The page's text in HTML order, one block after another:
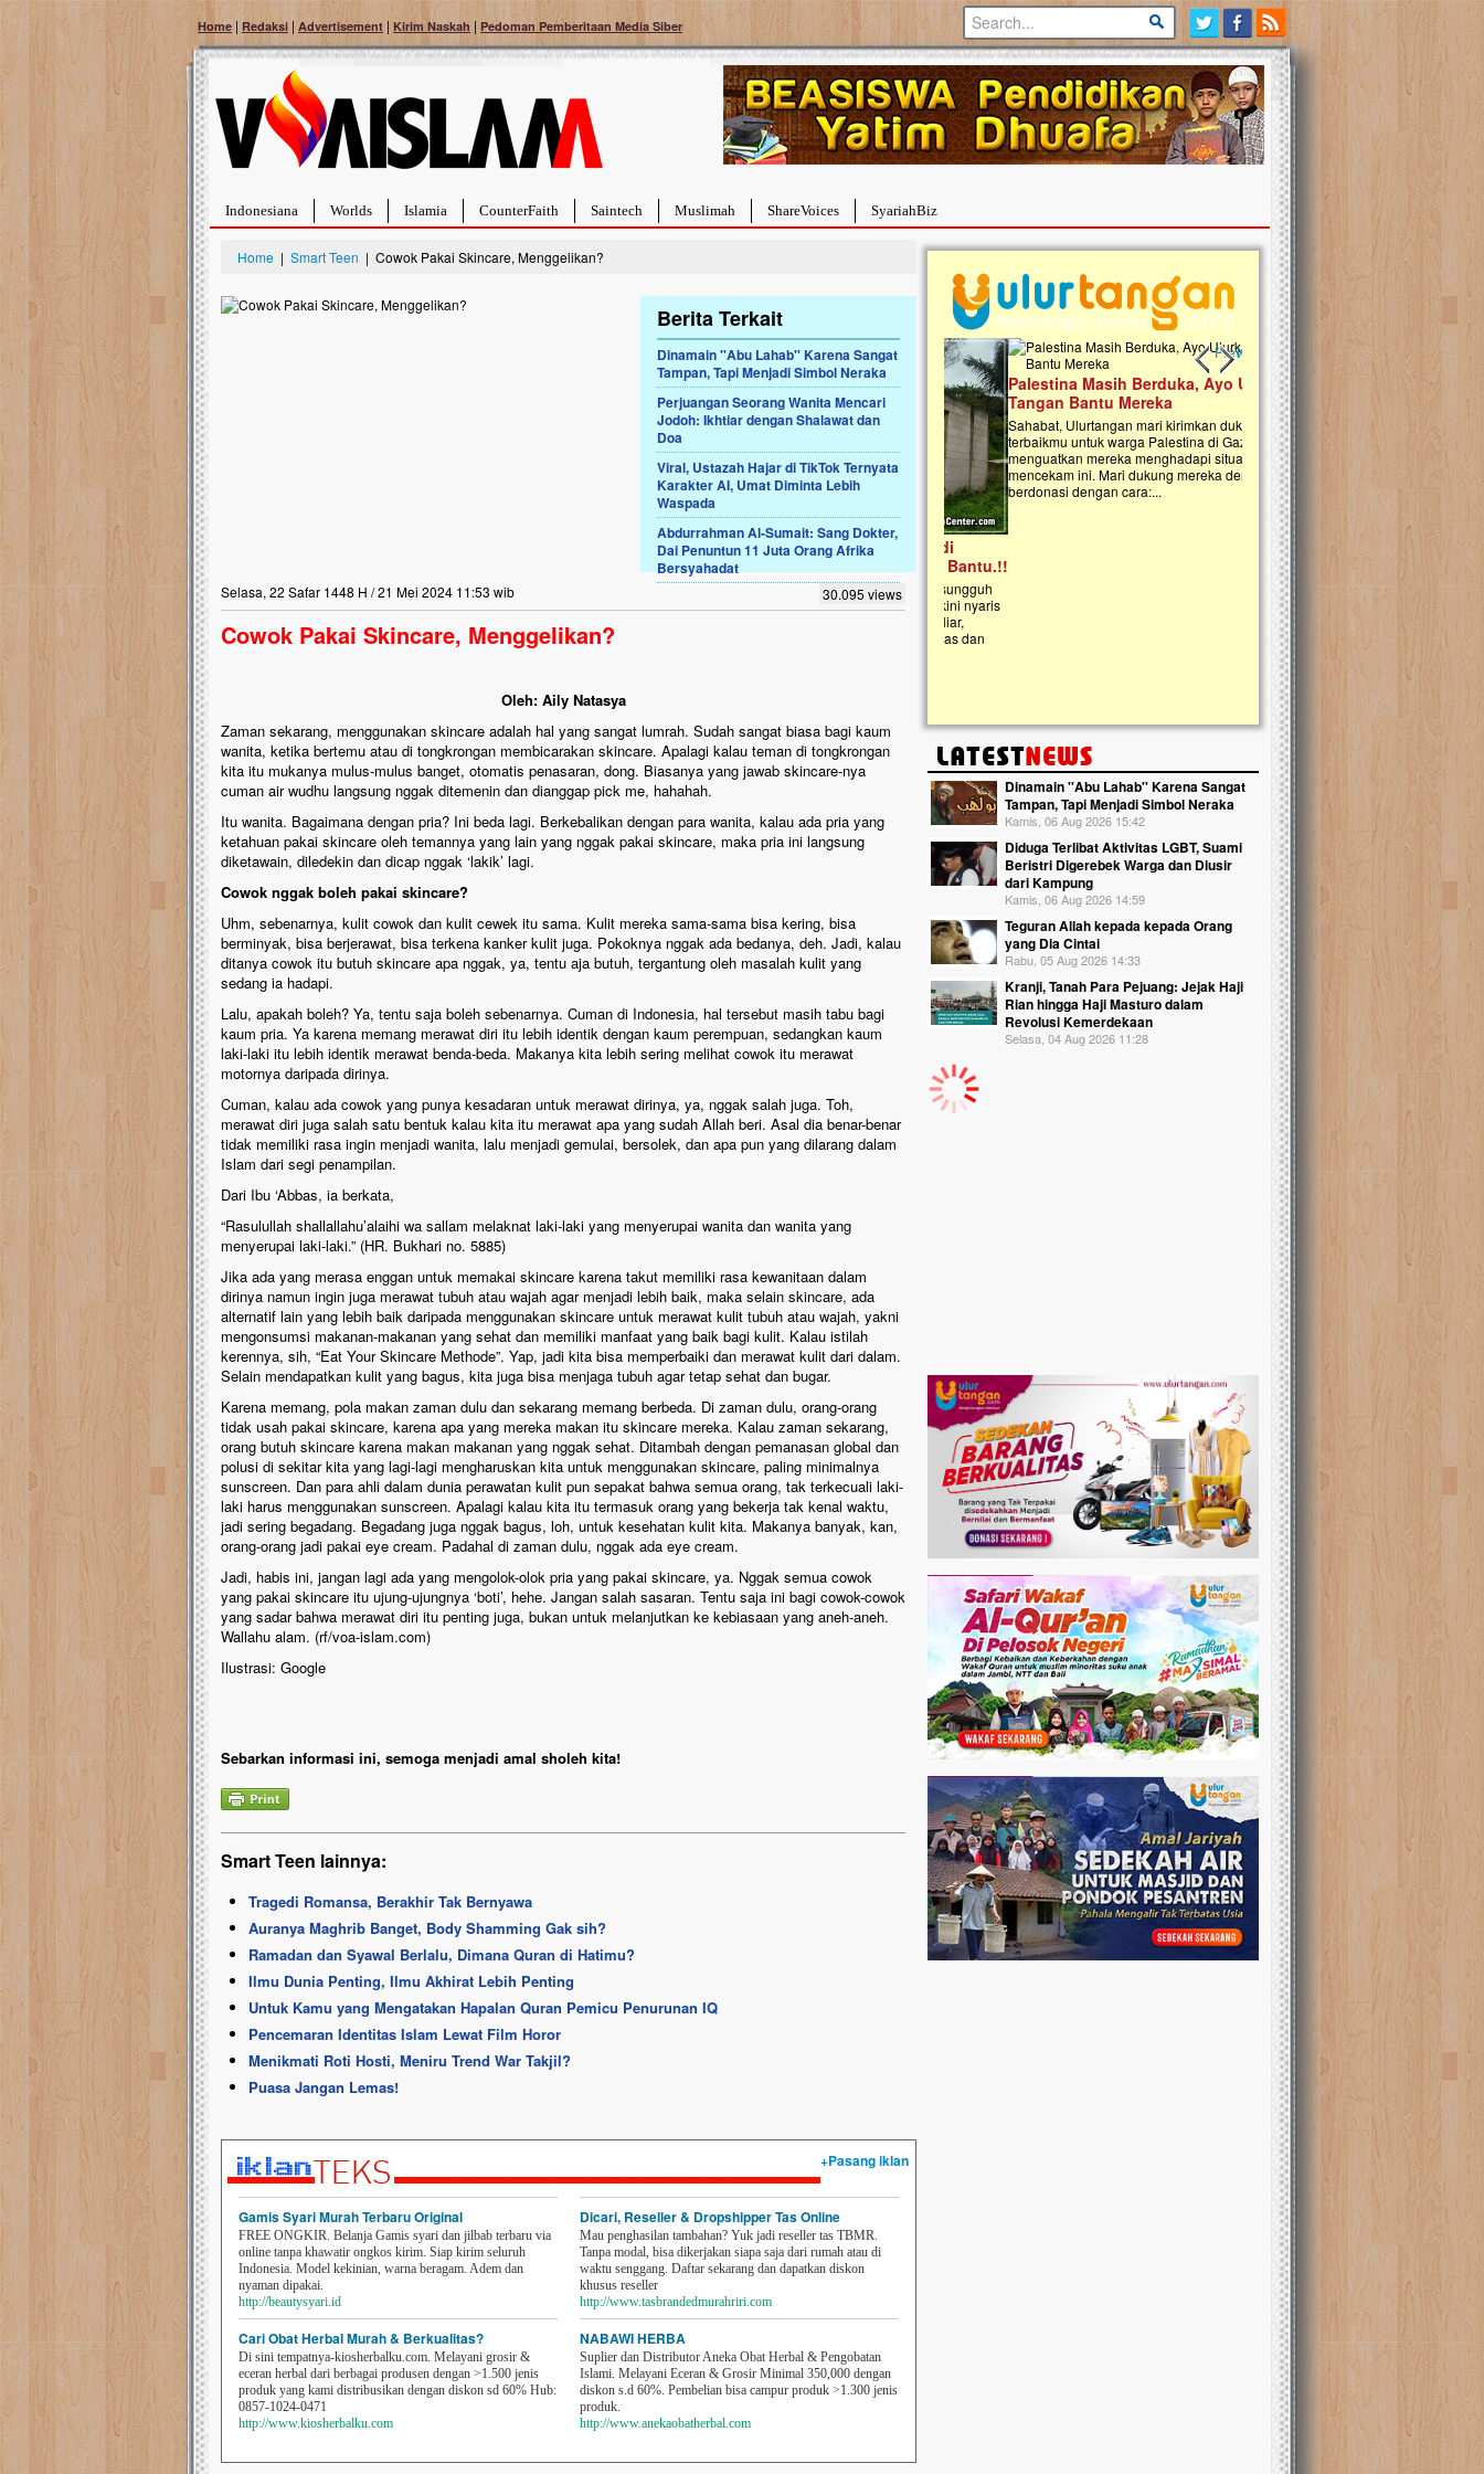
Home | Redaksi | Advertisement | Kirim Naskah | Pedoman Pemberitaan Media Siber
Indonesiana Worlds Islamia CounterFaith Saintech Muslimah ShareVoices SyariahBiz
Home | Smart Teen | Cowok Pakai Skincare, Menggelikan?
Berita Terkait
Dinamain ''Abu Lahab'' Karena Sangat
Tampan, Tapi Menjadi Simbol Neraka
Perjuangan Seorang Wanita Mencari
Jodoh: Ikhtiar dengan Shalawat dan
Doa
Viral, Ustazah Hajar di TikTok Ternyata
Karakter AI, Umat Diminta Lebih
Waspada
Abdurrahman Al-Sumait: Sang Dokter,
Dai Penuntun 11 Juta Orang Afrika
Bersyahadat
Selasa, 22 Safar 1448 H / 21 Mei 2024 11:53 wib 30.095 views
Cowok Pakai Skincare, Menggelikan?
Oleh: Aily Natasya
Zaman sekarang, menggunakan skincare adalah hal yang sangat lumrah. Sudah sangat biasa bagi kaum
wanita, ketika bertemu atau di tongkrongan membicarakan skincare. Apalagi kalau teman di tongkrongan
kita itu mukanya mulus-mulus banget, otomatis penasaran, dong. Biasanya yang jawab skincare-nya
cuman air wudhu langsung nggak ditemenin dan dianggap pick me, hahahah.
Itu wanita. Bagaimana dengan pria? Ini beda lagi. Berkebalikan dengan para wanita, kalau ada pria yang
ketahuan pakai skincare oleh temannya yang lain yang nggak pakai skincare, maka pria ini langsung
diketawain, diledekin dan dicap nggak ‘lakik’ lagi.
Cowok nggak boleh pakai skincare?
Uhm, sebenarnya, kulit cowok dan kulit cewek itu sama. Kulit mereka sama-sama bisa kering, bisa
berminyak, bisa berjerawat, bisa terkena kanker kulit juga. Pokoknya nggak ada bedanya, deh. Jadi, kalau
ditanya cowok itu butuh skincare apa nggak, ya, tentu aja butuh, tergantung oleh masalah kulit yang
sedang ia hadapi.
Lalu, apakah boleh? Ya, tentu saja boleh sebenarnya. Cuman di Indonesia, hal tersebut masih tabu bagi
kaum pria. Ya karena memang merawat diri itu lebih identik dengan kaum perempuan, sedangkan kaum
laki-laki itu lebih identik merawat benda-beda. Makanya kita lebih sering melihat cowok itu merawat
motornya daripada dirinya.
Cuman, kalau ada cowok yang punya kesadaran untuk merawat dirinya, ya, nggak salah juga. Toh,
merawat diri juga salah satu bentuk kalau kita itu merawat apa yang sudah Allah beri. Asal dia benar-benar
tidak memiliki rasa ingin menjadi wanita, lalu menjadi gemulai, bersolek, dan apa pun yang dilarang dalam
Islam dari segi penampilan.
Dari Ibu ‘Abbas, ia berkata,
“Rasulullah shallallahu’alaihi wa sallam melaknat laki-laki yang menyerupai wanita dan wanita yang
menyerupai laki-laki.” (HR. Bukhari no. 5885)
Jika ada yang merasa enggan untuk memakai skincare karena takut memiliki rasa kewanitaan dalam
dirinya namun ingin juga merawat tubuh atau wajah agar menjadi lebih baik, maka selain skincare, ada
alternatif lain yang lebih baik daripada menggunakan skincare untuk merawat kulit tubuh atau wajah, yakni
mengonsumsi makanan-makanan yang sehat dan memiliki manfaat yang baik bagi kulit. Kalau istilah
kerennya, sih, “Eat Your Skincare Methode”. Yap, jadi kita bisa memperbaiki dan merawat kulit dari dalam.
Selain mendapatkan kulit yang bagus, kita juga bisa menjaga tubuh agar tetap sehat dan bugar.
Karena memang, pola makan zaman dulu dan sekarang memang berbeda. Di zaman dulu, orang-orang
tidak usah pakai skincare, karena apa yang mereka makan itu skincare mereka. Kalau zaman sekarang,
orang butuh skincare karena makan makanan yang nggak sehat. Ditambah dengan pemanasan global dan
polusi di sekitar kita yang lagi-lagi mengharuskan kita untuk menggunakan skincare, paling minimalnya
sunscreen. Dan para ahli dalam dunia perawatan kulit pun sepakat bahwa semua orang, tak terkecuali laki-
laki harus menggunakan sunscreen. Apalagi kalau kita itu termasuk orang yang bekerja tak kenal waktu,
jadi sering begadang. Begadang juga nggak bagus, loh, untuk kesehatan kulit kita. Makanya banyak, kan,
orang-orang jadi pakai eye cream. Padahal di zaman dulu, nggak ada eye cream.
Jadi, habis ini, jangan lagi ada yang mengolok-olok pria yang pakai skincare, ya. Nggak semua cowok
yang pakai skincare itu ujung-ujungnya ‘boti’, hehe. Jangan salah sasaran. Tentu saja ini bagi cowok-cowok
yang sadar bahwa merawat diri itu penting juga, bukan untuk melanjutkan ke kebiasaan yang aneh-aneh.
Wallahu alam. (rf/voa-islam.com)
Ilustrasi: Google
Sebarkan informasi ini, semoga menjadi amal sholeh kita!
Smart Teen lainnya:
Tragedi Romansa, Berakhir Tak Bernyawa
Auranya Maghrib Banget, Body Shamming Gak sih?
Ramadan dan Syawal Berlalu, Dimana Quran di Hatimu?
Ilmu Dunia Penting, Ilmu Akhirat Lebih Penting
Untuk Kamu yang Mengatakan Hapalan Quran Pemicu Penurunan IQ
Pencemaran Identitas Islam Lewat Film Horor
Menikmati Roti Hosti, Meniru Trend War Takjil?
Puasa Jangan Lemas!
+Pasang iklan
Gamis Syari Murah Terbaru Original
FREE ONGKIR. Belanja Gamis syari dan jilbab terbaru via
online tanpa khawatir ongkos kirim. Siap kirim seluruh
Indonesia. Model kekinian, warna beragam. Adem dan
nyaman dipakai.
http://beautysyari.id
Cari Obat Herbal Murah & Berkualitas?
Di sini tempatnya-kiosherbalku.com. Melayani grosir &
eceran herbal dari berbagai produsen dengan >1.500 jenis
produk yang kami distribusikan dengan diskon sd 60% Hub:
0857-1024-0471
http://www.kiosherbalku.com
Dicari, Reseller & Dropshipper Tas Online
Mau penghasilan tambahan? Yuk jadi reseller tas TBMR.
Tanpa modal, bisa dikerjakan siapa saja dari rumah atau di
waktu senggang. Daftar sekarang dan dapatkan diskon
khusus reseller
http://www.tasbrandedmurahriri.com
NABAWI HERBA
Suplier dan Distributor Aneka Obat Herbal & Pengobatan
Islami. Melayani Eceran & Grosir Minimal 350,000 dengan
diskon s.d 60%. Pembelian bisa campur produk >1.300 jenis
produk.
http://www.anekaobatherbal.com
Previous slide
Next slide
Lima Tahun Mangkrak, Masjid di
Pelosok ini Mengenaskan. Ayo Bantu.!!
Nasib masjid di Kampung Cilumbu ini sungguh
mengenaskan. Lima tahun mangkrak, kini nyaris
Palestina Masih Berduka, Ayo Ulurkan
Tangan Bantu Mereka
Sahabat, Ulurtangan mari kirimkan dukungan
terbaikmu untuk warga Palestina di Gaza demi
menguatkan mereka menghadapi situasi
mencekam ini. Mari dukung mereka dengan
berdonasi dengan cara:...
Open Donasi Wakaf
Rumah Qur'an & TK Islam
Najjah di Jonggol
Saat ini, Ulurtangan bersama Yayasan
Najjahtul Islam Jonggol sedang merintis
pembangunan Rumah Qur’an dan
kanak Islam Terpadu (TKIT) An Najjah
Gedung Majelis Taklim di Jonggol,...
Dinamain ''Abu Lahab'' Karena Sangat
Tampan, Tapi Menjadi Simbol Neraka
Kamis, 06 Aug 2026 15:42
Diduga Terlibat Aktivitas LGBT, Suami
Beristri Digerebek Warga dan Diusir
dari Kampung
Kamis, 06 Aug 2026 14:59
Teguran Allah kepada kepada Orang
yang Dia Cintai
Rabu, 05 Aug 2026 14:33
Kranji, Tanah Para Pejuang: Jejak Haji
Rian hingga Haji Masturo dalam
Revolusi Kemerdekaan
Selasa, 04 Aug 2026 11:28